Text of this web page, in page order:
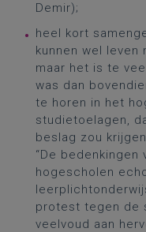
Demir);
heel kort
kunnen wel leven
maar het is te
was dan
te horen in het
studietoelagen,
beslag zou
“De bedenkingen
hogescholen
protest tegen de
veelvoud aan